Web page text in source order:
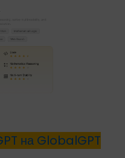
на GlobalGPT